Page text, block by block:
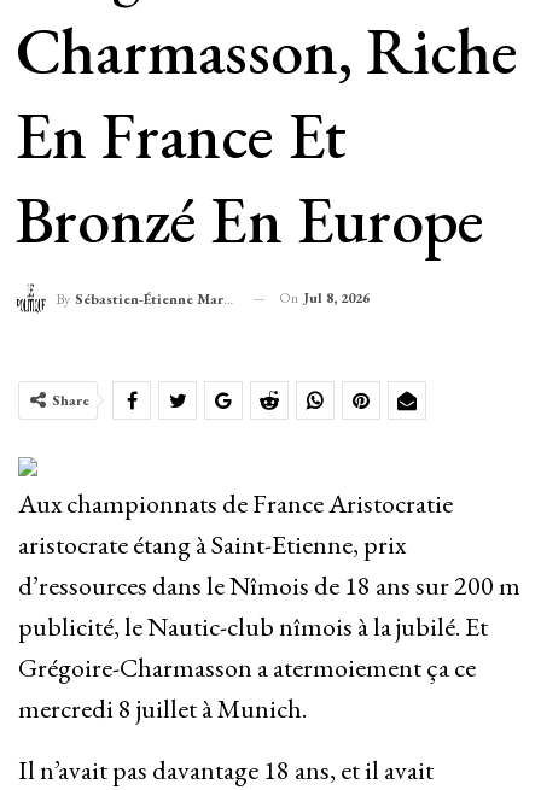
Charmasson, Riche
En France Et
Bronzé En Europe
By Sébastien-Étienne Marechal On Jul 8, 2026
Share
Aux championnats de France Aristocratie
aristocrate étang à Saint-Etienne, prix
d’ressources dans le Nîmois de 18 ans sur 200 m
publicité, le Nautic-club nîmois à la jubilé. Et
Grégoire-Charmasson a atermoiement ça ce
mercredi 8 juillet à Munich.
Il n’avait pas davantage 18 ans, et il avait